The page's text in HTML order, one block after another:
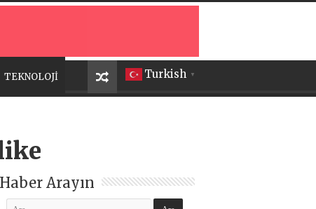
Turkish ▼
TEKNOLOJİ
Haber Arayın